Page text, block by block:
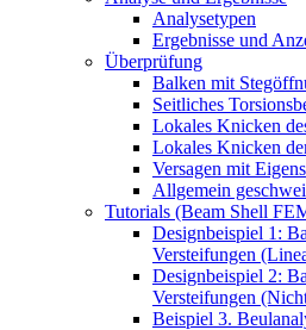
Analysetypen
Ergebnisse und
Überprüfung
Balken mit
Seitliches
Lokales Knicken
Lokales Knicken
Versagen mit
Allgemein
Tutorials (Beam Shell
Designbeispiel 1:
Versteifungen
Designbeispiel 2:
Versteifungen
Beispiel 3.